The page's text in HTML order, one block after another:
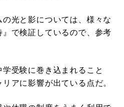
光と影については、様々な
で検証しているので、参考
受験に巻き込まれること
アに影響が出ている点だ。